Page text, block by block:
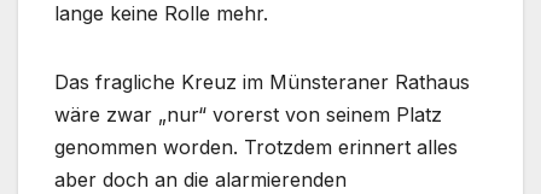
lange keine Rolle mehr.
Das fragliche Kreuz im Münsteraner Rathaus
wäre zwar „nur“ vorerst von seinem Platz
genommen worden. Trotzdem erinnert alles
aber doch an die alarmierenden